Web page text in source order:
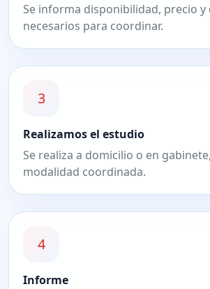
Se informa disponibilidad, precio y
necesarios para coordinar.
3
Realizamos el estudio
Se realiza a domicilio o en
modalidad coordinada.
4
Informe